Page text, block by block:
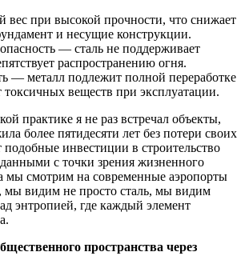
при высокой прочности, что снижает
и несущие конструкции.
— сталь не поддерживает
распространению огня.
— металл подлежит полной переработке
токсичных веществ при эксплуатации.
практике я не раз встречал объекты,
более пятидесяти лет без потери своих
подобные инвестиции в строительство
с точки зрения жизненного
мы смотрим на современные аэропорты
мы видим не просто сталь, мы видим
энтропией, где каждый элемент
пространства через